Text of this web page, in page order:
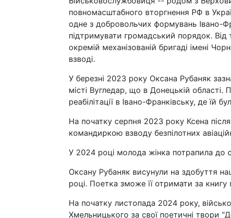
повномасштабного вторгнення РФ в
одне з добровольчих формувань Івано-
підтримувати громадський порядок.
окремій механізованій бригаді імені
взводі.
У березні 2023 року Оксана Рубаняк
місті Вугледар, що в Донецькій
реабілітації в Івано-Франківську, де їй
На початку серпня 2023 року Ксена
командиркою взводу безпілотних
У 2024 році молода жінка потрапила до
Оксану Рубаняк висунули на здобуття
році. Поетка зможе її отримати за книгу
На початку листопада 2024 року,
Хмельницького за свої поетичні твори